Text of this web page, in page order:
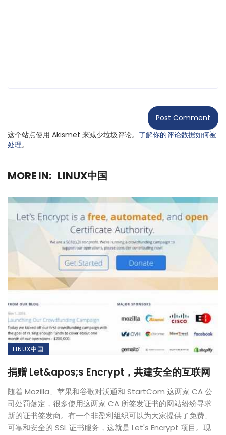
这个站点使用 Akismet 来减少垃圾评论。 了解你的评论数据如何被
处理。
MORE IN: LINUX中国
LINUX中国
捐赠 Let&apos;s Encrypt，共建安全的互联网
随着 Mozilla、苹果和谷歌对沃通和 StartCom 这两家 CA 公
司处罚落定，很多使用这两家 CA 所签发证书的网站纷纷寻求
新的证书签发商。有一个非盈利组织可以为大家提供了免费、
可靠和安全的 SSL 证书服务，这就是 Let's Encrypt 项目。现